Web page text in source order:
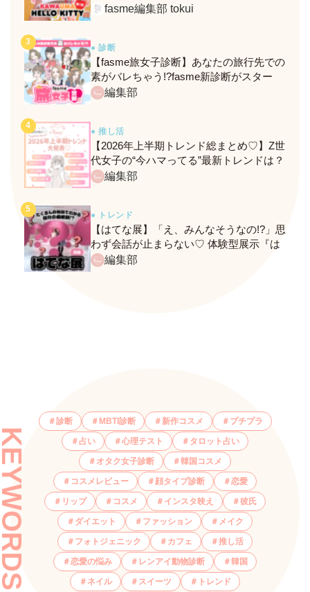
定メニュー＆グッズをレポ！
fasme編集部 tokui
● 診断
【fasme旅女子診断】あなたの旅行先での
素がバレちゃう!?fasme新診断がスター
ト！編集部
● 推し活
【2026年上半期トレンド総まとめ♡】Z世
代女子の“今ハマってる”最新トレンドは？
ネクストバズ予報もチェック♪
編集部
● トレンド
【はてな展】「え、みんなそうなの!?」思
わず会話が止まらない♡ 体験型展示『は
てな展』に行ってきたレポ
編集部
診断 MBTI診断 新作コスメ プチプラ
占い 心理テスト タロット占い
オタク女子診断 韓国コスメ
コスメレビュー 顔タイプ診断 恋愛
リップ コスメ インスタ映え 彼氏
ダイエット ファッション メイク
フォトジェニック カフェ 推し活
恋愛の悩み レンアイ動物診断 韓国
ネイル スイーツ トレンド